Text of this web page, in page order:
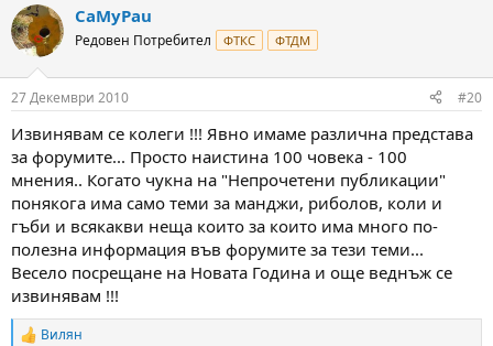
CaMyPau
Редовен Потребител ФТКС ФТДМ
27 Декември 2010 #20
Извинявам се колеги !!! Явно имаме различна представа
за форумите... Просто наистина 100 човека - 100
мнения.. Когато чукна на "Непрочетени публикации"
понякога има само теми за манджи, риболов, коли и
гъби и всякакви неща които за които има много по-
полезна информация във форумите за тези теми...
Весело посрещане на Новата Година и още веднъж се
извинявам !!!
R Вилян